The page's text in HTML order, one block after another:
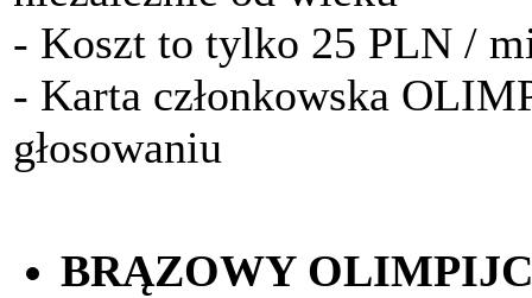
- Koszt to tylko 25 PLN /
- Karta członkowska
głosowaniu
BRĄZOWY